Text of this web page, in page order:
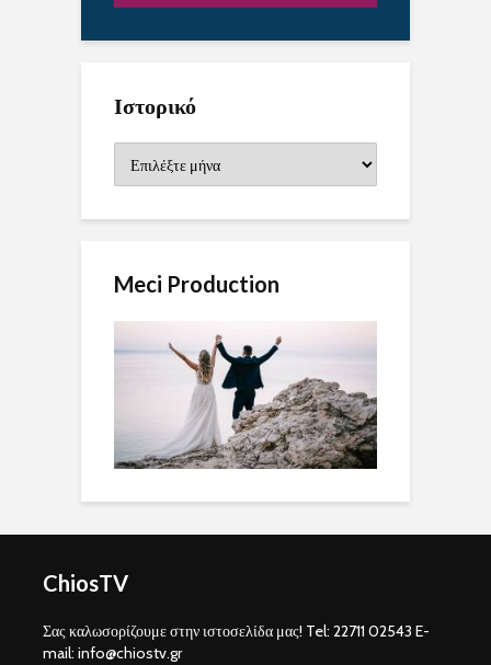
Ιστορικό
Meci Production
ChiosTV
Σας καλωσορίζουμε στην ιστοσελίδα μας! Tel: 22711 02543 E-
mail: info@chiostv.gr